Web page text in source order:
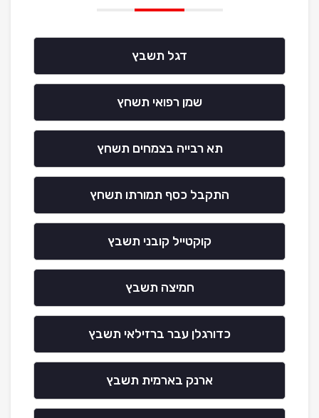
דגל תשבץ
שמן רפואי תשחץ
תא רבייה בצמחים תשחץ
התקבל כסף תמורתו תשחץ
קוקטייל קובני תשבץ
חמיצה תשבץ
כדורגלן עבר ברזילאי תשבץ
ארנק בארמית תשבץ